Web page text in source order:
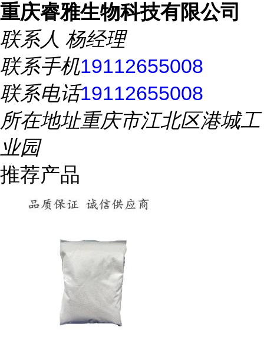
重庆睿雅生物科技有限公司
联系人 杨经理
联系手机19112655008
联系电话19112655008
所在地址重庆市江北区港城工
业园
推荐产品